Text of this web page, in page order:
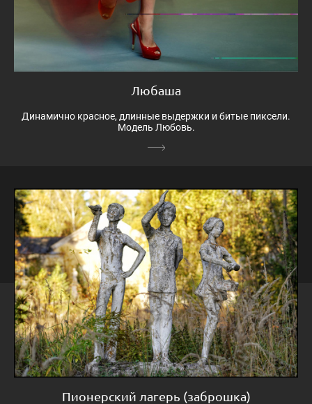
Любаша
Динамично красное, длинные выдержки и битые пиксели.
Модель Любовь.
Пионерский лагерь (заброшка)